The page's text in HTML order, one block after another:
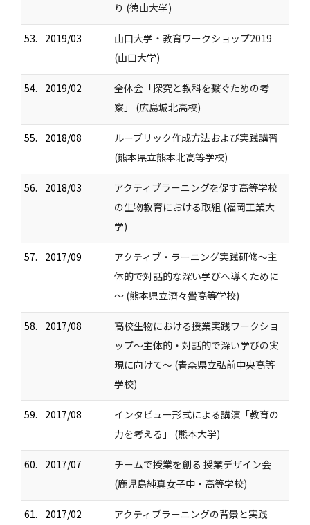
り (徳山大学)
53. 2019/03
山口大学・教育ワークショップ2019
(山口大学)
54. 2019/02
全体会「探究と教科を繋ぐための考
察」 (広島城北高校)
55. 2018/08
ルーブリック作成方法および実践講習
(熊本県立熊本北高等学校)
56. 2018/03
アクティブラーニングを促す高等学校
の生物教育における取組 (福岡工業大
学)
57. 2017/09
アクティブ・ラーニング実践研修～主
体的で対話的な深い学びへ導くために
～ (熊本県立濟々黌高等学校)
58. 2017/08
高校生物における授業実践ワークショ
ップ～主体的・対話的で深い学びの実
現に向けて～ (青森県立弘前中央高等
学校)
59. 2017/08
インタビュー形式による講演「教育の
力を考える」 (熊本大学)
60. 2017/07
チームで授業を創る 授業デザイン会
(鹿児島純真女子中・高等学校)
61. 2017/02
アクティブラーニングの背景と実践